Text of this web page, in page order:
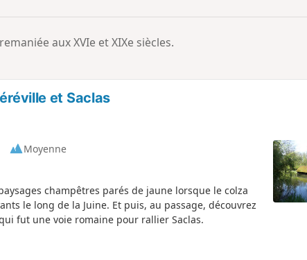
aux XVIe et XIXe siècles.
et Saclas
Moyenne
champêtres parés de jaune lorsque le colza
le long de la Juine. Et puis, au passage, découvrez
fut une voie romaine pour rallier Saclas.